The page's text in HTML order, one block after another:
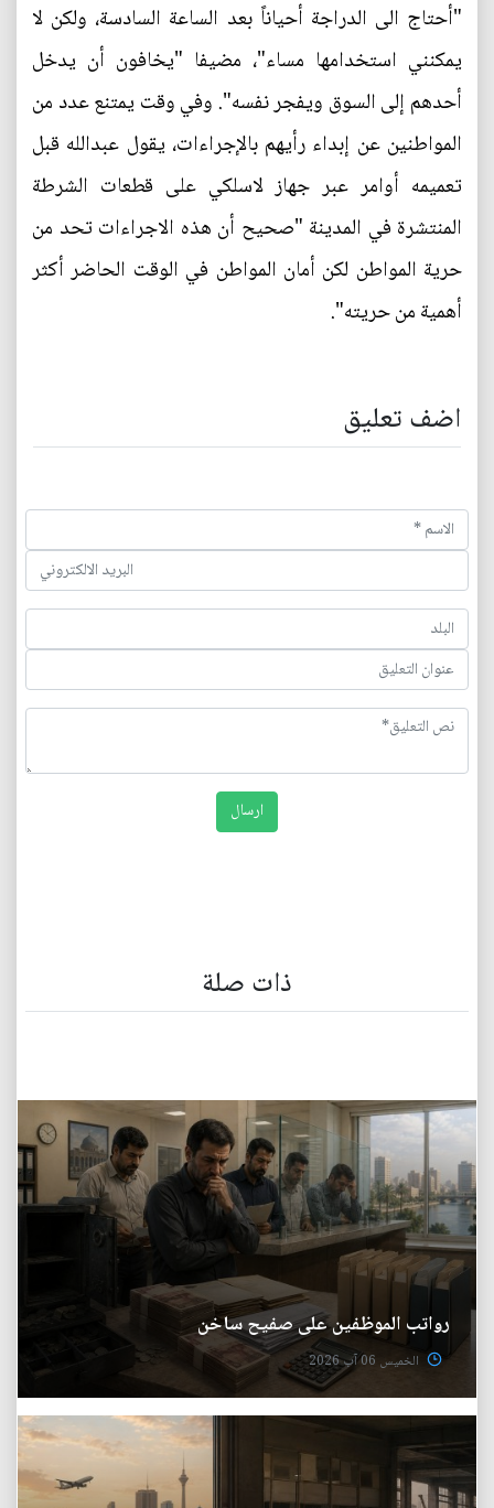
"أحتاج الى الدراجة أحياناً بعد الساعة السادسة، ولكن لا
يمكنني استخدامها مساء"، مضيفا "يخافون أن يدخل
أحدهم إلى السوق ويفجر نفسه". وفي وقت يمتنع عدد من
المواطنين عن إبداء رأيهم بالإجراءات، يقول عبدالله قبل
تعميمه أوامر عبر جهاز لاسلكي على قطعات الشرطة
المنتشرة في المدينة "صحيح أن هذه الاجراءات تحد من
حرية المواطن لكن أمان المواطن في الوقت الحاضر أكثر
أهمية من حريته".
اضف تعليق
ذات صلة
رواتب الموظفين على صفيح ساخن
الخميس 06 آب 2026